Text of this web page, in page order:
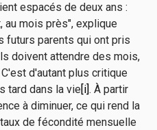
espacés de deux ans :
au mois près", explique
futurs parents qui ont pris
doivent attendre des mois,
d'autant plus critique
tard dans la vie [i] . À partir
à diminuer, ce qui rend la
de fécondité mensuelle